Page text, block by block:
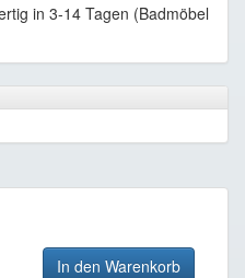
in 3-14 Tagen (Badmöbel
In den Warenkorb